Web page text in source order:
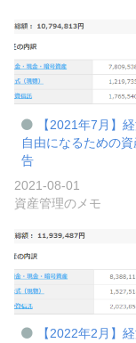
【2021年7月】
自由になるための資
告
2021-08-01
資産管理のメモ
【2022年2月】